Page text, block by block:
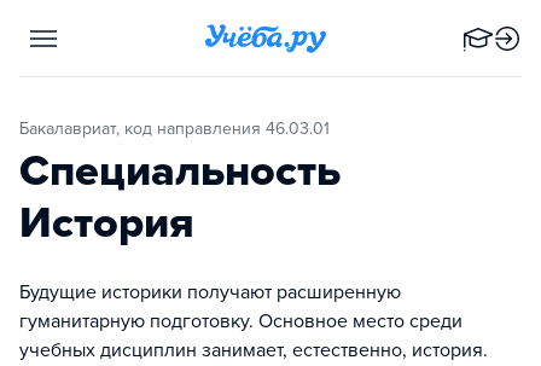
Бакалавриат, код направления 46.03.01
Специальность
История
Будущие историки получают расширенную
гуманитарную подготовку. Основное место среди
учебных дисциплин занимает, естественно, история.